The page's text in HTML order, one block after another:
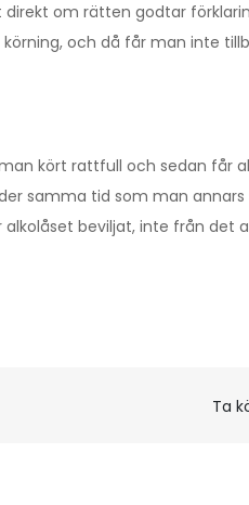
om rätten godtar
och då får man inte
kört rattfull och sedan får
samma tid som man annars
beviljat, inte från det
Ta